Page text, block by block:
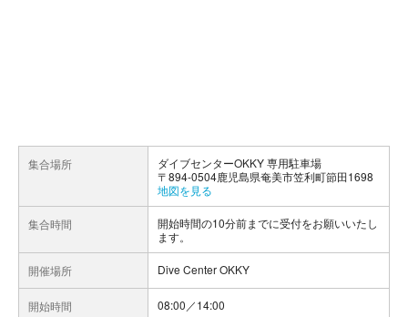
集合場所
ダイブセンターOKKY 専用駐車場
〒894-0504鹿児島県奄美市笠利町節田1698
地図を見る
集合時間
開始時間の10分前までに受付をお願いいたし
ます。
開催場所 Dive Center OKKY
開始時間 08:00／14:00